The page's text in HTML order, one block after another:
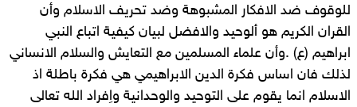
للوقوف ضد الافكار المشبوهة وضد تحريف الاسلام وأن
القران الكريم هو ألوحيد والافضل لبيان كيفية اتباع النبي
ابراهيم (ع) .وأن علماء المسلمين مع التعايش والسلام الانساني
لذلك فان اساس فكرة الدين الابراهيمي هي فكرة باطلة اذ
الاسلام انما يقوم على التوحيد والوحدانية واِفراد الله تعالى